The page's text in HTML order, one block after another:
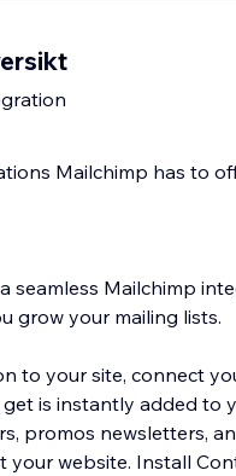
Mailchimp has to
seamless Mailchimp
grow your mailing lists.
to your site, connect
is instantly added to
promos newsletters,
website. Install